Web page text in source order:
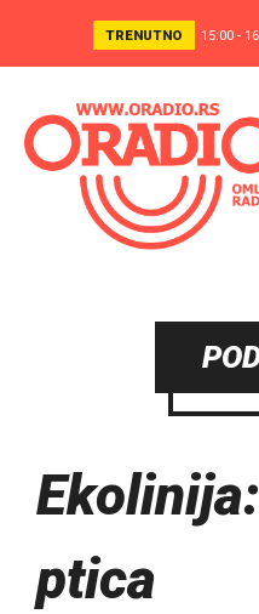
TRENUTNO 15:00 -
ptica